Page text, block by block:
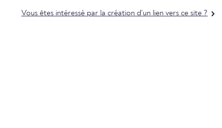
Vous êtes intéressé par la création d'un lien vers ce site ?